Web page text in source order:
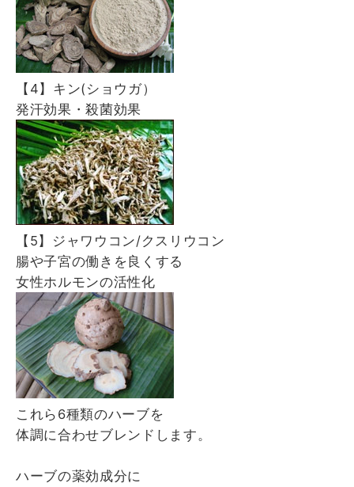
【4】キン(ショウガ）
発汗効果・殺菌効果
【5】ジャワウコン/クスリウコン
腸や子宮の働きを良くする
女性ホルモンの活性化
これら6種類のハーブを
体調に合わせブレンドします。
ハーブの薬効成分に